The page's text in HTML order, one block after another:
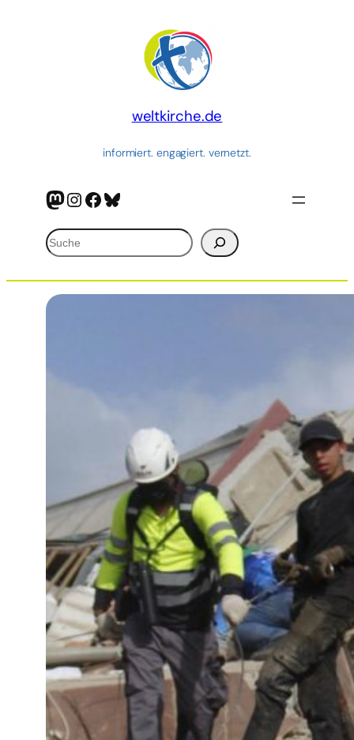
weltkirche.de
informiert. engagiert. vernetzt.
Mastodon
Instagram
Facebook
Bluesky
Suchen